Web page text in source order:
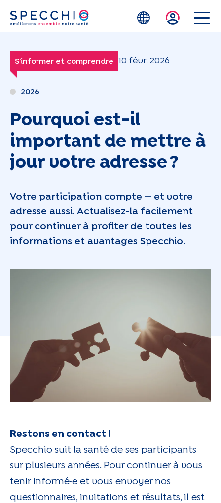
Skip to main content
S’informer et comprendre 10 févr. 2026
2026
Pourquoi est-il
important de mettre à
jour votre adresse ?
Votre participation compte — et votre
adresse aussi. Actualisez-la facilement
pour continuer à profiter de toutes les
informations et avantages Specchio.
Restons en contact !
Specchio suit la santé de ses participants
sur plusieurs années. Pour continuer à vous
tenir informé·e et vous envoyer nos
questionnaires, invitations et résultats, il est